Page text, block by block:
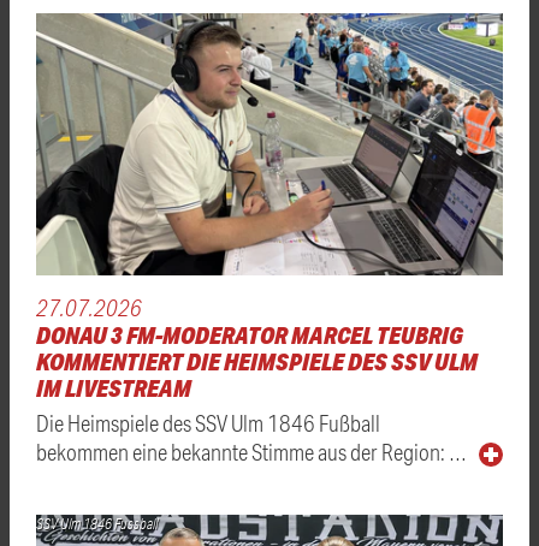
27.07.2026
DONAU 3 FM-MODERATOR MARCEL TEUBRIG
KOMMENTIERT DIE HEIMSPIELE DES SSV ULM
IM LIVESTREAM
Die Heimspiele des SSV Ulm 1846 Fußball
bekommen eine bekannte Stimme aus der Region: …
SSV Ulm 1846 Fussball